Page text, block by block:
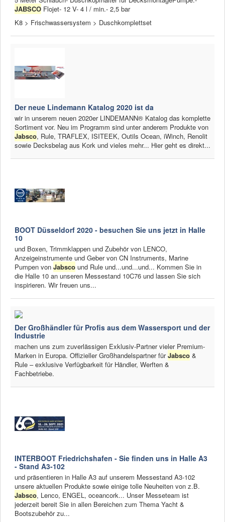
JABSCO Flojet- 12 V- 4 l / min.- 2,5 bar
K8 > Frischwassersystem > Duschkomplettset
Der neue Lindemann Katalog 2020 ist da
wir in unserem neuen 2020er LINDEMANN® Katalog das komplette
Sortiment vor. Neu im Programm sind unter anderem Produkte von
Jabsco, Rule, TRAFLEX, ISITEEK, Outils Ocean, iWinch, Renolit
sowie Decksbelag aus Kork und vieles mehr... Hier geht es direkt...
BOOT Düsseldorf 2020 - besuchen Sie uns jetzt in Halle
10
und Boxen, Trimmklappen und Zubehör von LENCO,
Anzeigeinstrumente und Geber von CN Instruments, Marine
Pumpen von Jabsco und Rule und...und...und... Kommen Sie in
die Halle 10 an unseren Messestand 10C76 und lassen Sie sich
inspirieren. Wir freuen uns...
Der Großhändler für Profis aus dem Wassersport und der
Industrie
machen uns zum zuverlässigen Exklusiv-Partner vieler Premium-
Marken in Europa. Offizieller Großhandelspartner fürJabsco &
Rule – exklusive Verfügbarkeit für Händler, Werften &
Fachbetriebe.
INTERBOOT Friedrichshafen - Sie finden uns in Halle A3
- Stand A3-102
und präsentieren in Halle A3 auf unserem Messestand A3-102
unsere aktuellen Produkte sowie einige tolle Neuheiten von z.B.
Jabsco, Lenco, ENGEL, oceancork... Unser Messeteam ist
jederzeit bereit Sie in allen Bereichen zum Thema Yacht &
Bootszubehör zu...